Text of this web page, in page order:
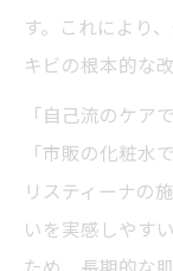
す。これにより
キビの根本的な
「自己流のケア
「市販の化粧水
リスティーナの
いを実感しやす